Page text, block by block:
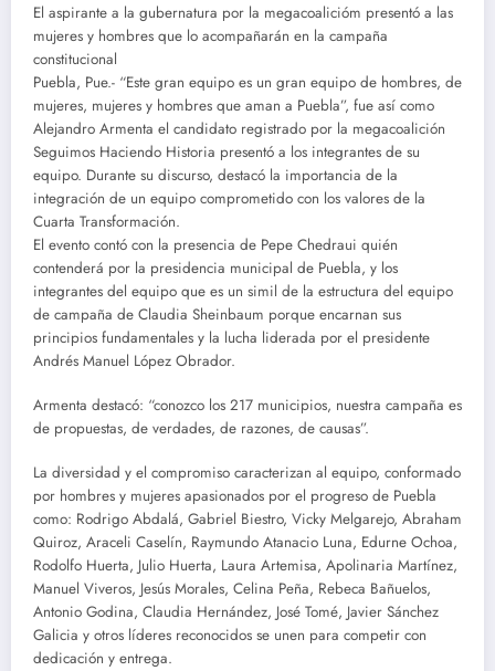
El aspirante a la gubernatura por la megacoalicióm presentó a las
mujeres y hombres que lo acompañarán en la campaña
constitucional
Puebla, Pue.- “Este gran equipo es un gran equipo de hombres, de
mujeres, mujeres y hombres que aman a Puebla”, fue así como
Alejandro Armenta el candidato registrado por la megacoalición
Seguimos Haciendo Historia presentó a los integrantes de su
equipo. Durante su discurso, destacó la importancia de la
integración de un equipo comprometido con los valores de la
Cuarta Transformación.
El evento contó con la presencia de Pepe Chedraui quién
contenderá por la presidencia municipal de Puebla, y los
integrantes del equipo que es un simil de la estructura del equipo
de campaña de Claudia Sheinbaum porque encarnan sus
principios fundamentales y la lucha liderada por el presidente
Andrés Manuel López Obrador.
Armenta destacó: “conozco los 217 municipios, nuestra campaña es
de propuestas, de verdades, de razones, de causas”.
La diversidad y el compromiso caracterizan al equipo, conformado
por hombres y mujeres apasionados por el progreso de Puebla
como: Rodrigo Abdalá, Gabriel Biestro, Vicky Melgarejo, Abraham
Quiroz, Araceli Caselín, Raymundo Atanacio Luna, Edurne Ochoa,
Rodolfo Huerta, Julio Huerta, Laura Artemisa, Apolinaria Martínez,
Manuel Viveros, Jesús Morales, Celina Peña, Rebeca Bañuelos,
Antonio Godina, Claudia Hernández, José Tomé, Javier Sánchez
Galicia y otros líderes reconocidos se unen para competir con
dedicación y entrega.